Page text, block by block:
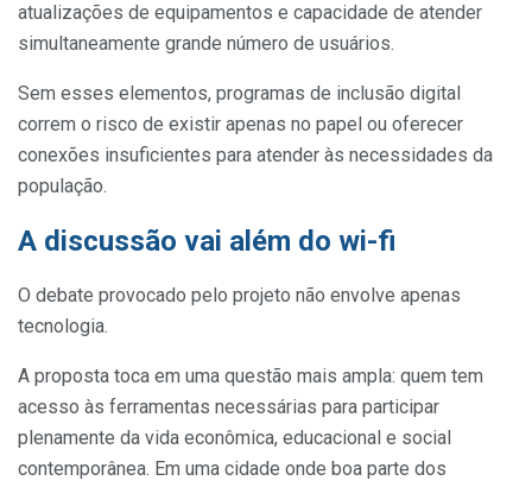
atualizações de equipamentos e capacidade de atender
simultaneamente grande número de usuários.
Sem esses elementos, programas de inclusão digital
correm o risco de existir apenas no papel ou oferecer
conexões insuficientes para atender às necessidades da
população.
A discussão vai além do wi-fi
O debate provocado pelo projeto não envolve apenas
tecnologia.
A proposta toca em uma questão mais ampla: quem tem
acesso às ferramentas necessárias para participar
plenamente da vida econômica, educacional e social
contemporânea. Em uma cidade onde boa parte dos